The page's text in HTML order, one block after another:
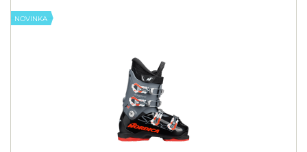
NOVINKA